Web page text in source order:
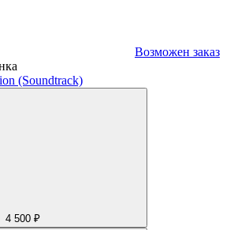
Возможен заказ
(Soundtrack)
4 500 ₽